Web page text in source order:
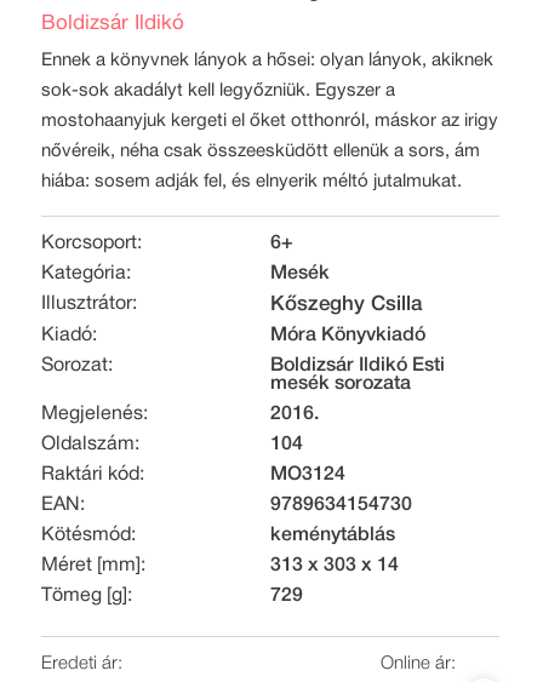
Boldizsár Ildikó
Ennek a könyvnek lányok a hősei: olyan lányok, akiknek
sok-sok akadályt kell legyőzniük. Egyszer a
mostohaanyjuk kergeti el őket otthonról, máskor az irigy
nővéreik, néha csak összeesküdött ellenük a sors, ám
hiába: sosem adják fel, és elnyerik méltó jutalmukat.
Korcsoport:
6+
Kategória:
Mesék
Illusztrátor:
Kőszeghy Csilla
Kiadó:
Móra Könyvkiadó
Sorozat:
Boldizsár Ildikó Esti
mesék sorozata
Megjelenés:
2016.
Oldalszám:
104
Raktári kód:
MO3124
EAN:
9789634154730
Kötésmód:
keménytáblás
Méret [mm]:
313 x 303 x 14
Tömeg [g]:
729
Eredeti ár:
Online ár: